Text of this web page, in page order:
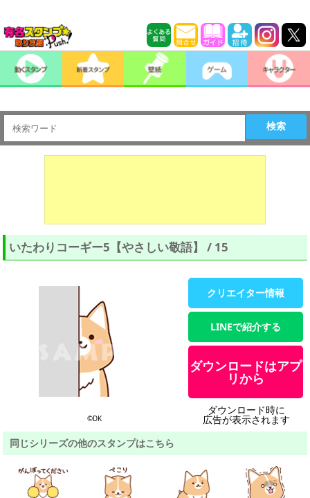
検索
いたわりコーギー5【やさしい敬語】 / 15
©DK
クリエイター情報
LINEで紹介する
ダウンロードはアプ
リから
ダウンロード時に
広告が表示されます
同じシリーズの他のスタンプはこちら